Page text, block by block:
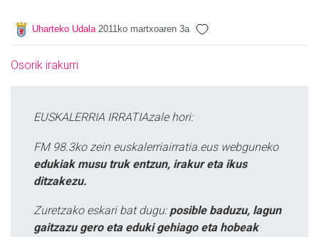
Uharteko Udala 2011ko martxoaren 3a
Osorik irakurri
EUSKALERRIA IRRATIAzale hori:
FM 98.3ko zein euskalerriairratia.eus webguneko
edukiak musu truk entzun, irakur eta ikus
ditzakezu.
Zuretzako eskari bat dugu: posible baduzu, lagun
gaitzazu gero eta eduki gehiago eta hobeak